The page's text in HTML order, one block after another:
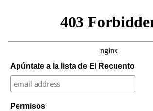
Apúntate a la lista de El Recuento
Permisos